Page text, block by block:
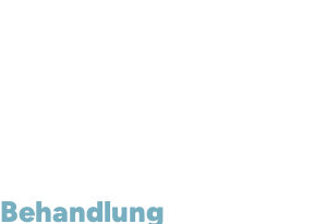
Behandlung